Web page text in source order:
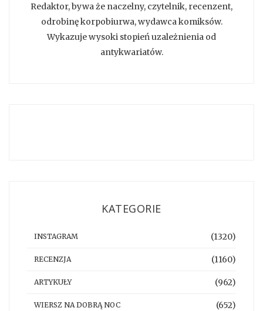
Redaktor, bywa że naczelny, czytelnik, recenzent,
odrobinę korpobiurwa, wydawca komiksów.
Wykazuje wysoki stopień uzależnienia od
antykwariatów.
KATEGORIE
INSTAGRAM (1320)
RECENZJA (1160)
ARTYKUŁY (962)
WIERSZ NA DOBRĄ NOC (652)